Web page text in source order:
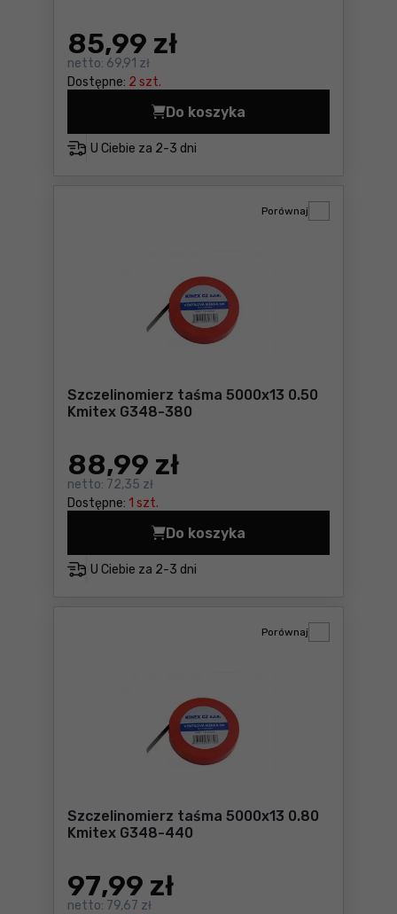
85,99 zł
netto: 69,91 zł
Dostępne: 2 szt.
U Ciebie za 2-3 dni
Do koszyka
Szczelinomierz taśma
Szczelinomierz taśma 5000x13 0.50
Kmitex G348-380
88,99 zł
netto: 72,35 zł
Dostępne: 1 szt.
Porównaj
U Ciebie za 2-3 dni
Do koszyka
Szczelinomierz taśma
Szczelinomierz taśma 5000x13 0.80
Kmitex G348-440
97,99 zł
netto: 79,67 zł
Porównaj